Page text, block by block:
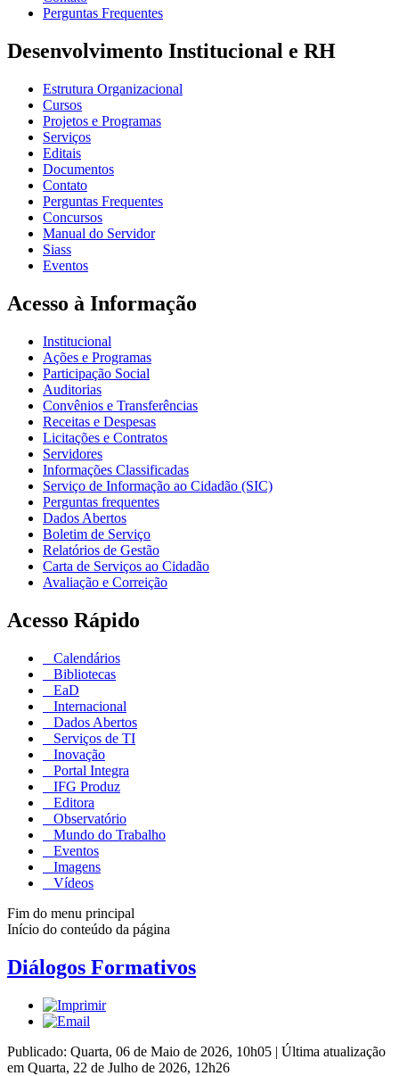
Perguntas Frequentes
Desenvolvimento Institucional e RH
Estrutura Organizacional
Cursos
Projetos e Programas
Serviços
Editais
Documentos
Contato
Perguntas Frequentes
Concursos
Manual do Servidor
Siass
Eventos
Acesso à Informação
Institucional
Ações e Programas
Participação Social
Auditorias
Convênios e Transferências
Receitas e Despesas
Licitações e Contratos
Servidores
Informações Classificadas
Serviço de Informação ao Cidadão (SIC)
Perguntas frequentes
Dados Abertos
Boletim de Serviço
Relatórios de Gestão
Carta de Serviços ao Cidadão
Avaliação e Correição
Acesso Rápido
Calendários
Bibliotecas
EaD
Internacional
Dados Abertos
Serviços de TI
Inovação
Portal Integra
IFG Produz
Editora
Observatório
Mundo do Trabalho
Eventos
Imagens
Vídeos
Fim do menu principal
Início do conteúdo da página
Diálogos Formativos
Publicado: Quarta, 06 de Maio de 2026, 10h05 | Última atualização
em Quarta, 22 de Julho de 2026, 12h26